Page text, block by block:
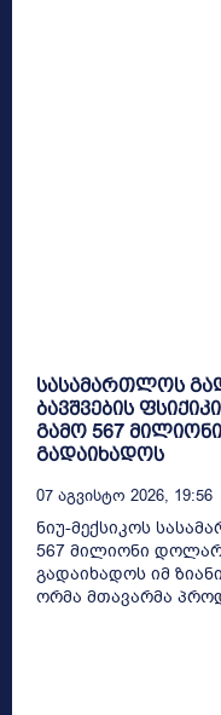
სასამართლოს
ბავშვების
გამო 567
გადაიხადოს
07 Აგვისტო 2026, 19:56
ნიუ-მექსიკოს
567 მილიონი
გადაიხადოს იმ
ორმა მთავარმა